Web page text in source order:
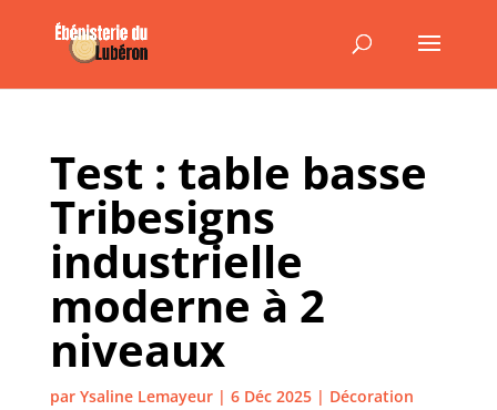
Test : table basse
Tribesigns
industrielle
moderne à 2
niveaux
par Ysaline Lemayeur| 6 Déc 2025| Décoration